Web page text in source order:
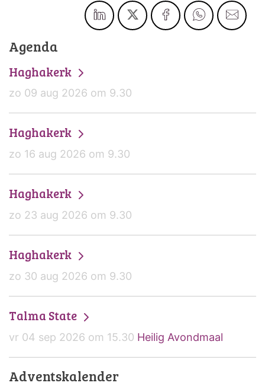
Agenda
Haghakerk
zo 09 aug 2026 om 9.30
Haghakerk
zo 16 aug 2026 om 9.30
Haghakerk
zo 23 aug 2026 om 9.30
Haghakerk
zo 30 aug 2026 om 9.30
Talma State
vr 04 sep 2026 om 15.30 Heilig Avondmaal
Adventskalender